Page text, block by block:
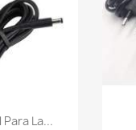
La...